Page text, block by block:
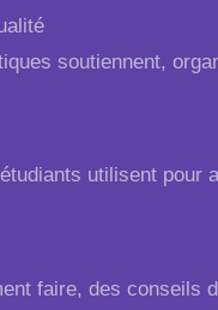
soutiennent,
utilisent
faire, des conseils